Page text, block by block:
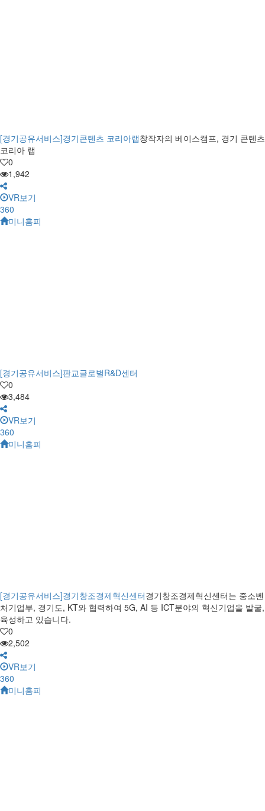
[경기공유서비스]경기콘텐츠 코리아랩창작자의 베이스캠프, 경기 콘텐츠
코리아 랩
0
1,942
VR보기
360
미니홈피
[경기공유서비스]판교글로벌R&D센터
0
3,484
VR보기
360
미니홈피
[경기공유서비스]경기창조경제혁신센터경기창조경제혁신센터는 중소벤
처기업부, 경기도, KT와 협력하여 5G, AI 등 ICT분야의 혁신기업을 발굴,
육성하고 있습니다.
0
2,502
VR보기
360
미니홈피